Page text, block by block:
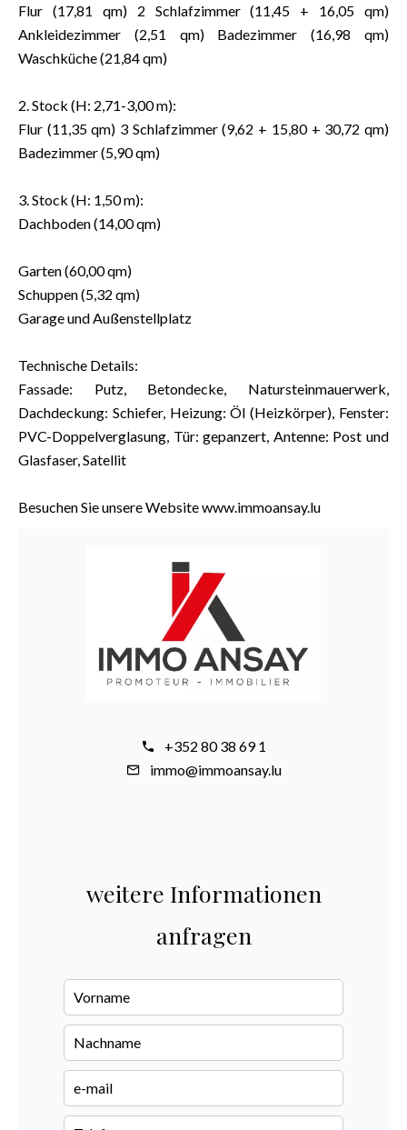
Flur (17,81 qm) 2 Schlafzimmer (11,45 + 16,05 qm)
Ankleidezimmer (2,51 qm) Badezimmer (16,98 qm)
Waschküche (21,84 qm)
2. Stock (H: 2,71-3,00 m):
Flur (11,35 qm) 3 Schlafzimmer (9,62 + 15,80 + 30,72 qm)
Badezimmer (5,90 qm)
3. Stock (H: 1,50 m):
Dachboden (14,00 qm)
Garten (60,00 qm)
Schuppen (5,32 qm)
Garage und Außenstellplatz
Technische Details:
Fassade: Putz, Betondecke, Natursteinmauerwerk,
Dachdeckung: Schiefer, Heizung: Öl (Heizkörper), Fenster:
PVC-Doppelverglasung, Tür: gepanzert, Antenne: Post und
Glasfaser, Satellit
Besuchen Sie unsere Website www.immoansay.lu
+352 80 38 69 1
immo@immoansay.lu
weitere Informationen
anfragen